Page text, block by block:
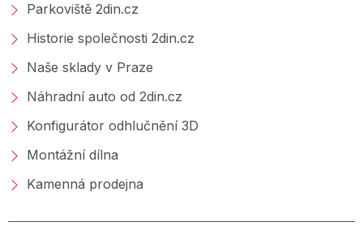
Parkoviště 2din.cz
Historie společnosti 2din.cz
Naše sklady v Praze
Náhradní auto od 2din.cz
Konfigurátor odhlučnění 3D
Montážní dílna
Kamenná prodejna